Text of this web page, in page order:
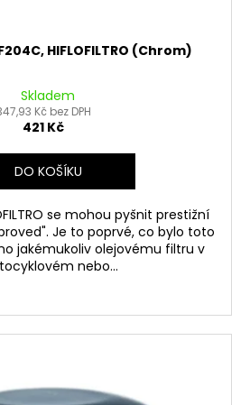
HIFLOFILTRO (Chrom)
Skladem
Kč bez DPH
421 Kč
DO KOŠÍKU
se mohou pyšnit prestižní
Je to poprvé, co bylo toto
jakémukoliv olejovému filtru v
nebo...